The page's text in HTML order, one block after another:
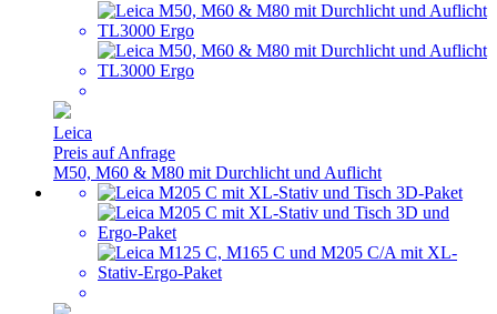
Leica
Preis auf Anfrage
M50, M60 & M80 mit Durchlicht und Auflicht